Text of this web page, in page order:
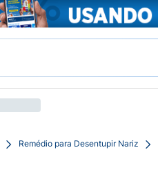
Remédio para Desentupir Nariz